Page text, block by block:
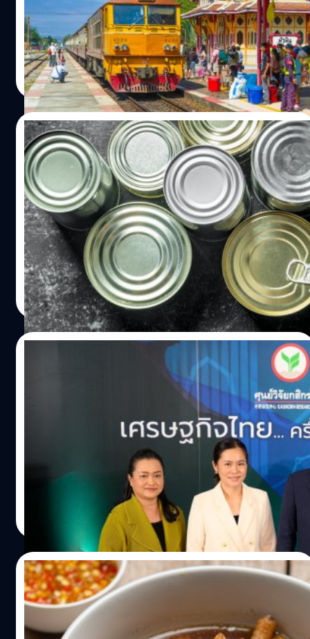
อัตราการขยายตัวทางเศรษฐกิจ หรือ GDP ของไทยในปี 2566
ลงมาอยู่ที่ 3.5% จากเดิมที่คาดไว้ 3.6%
วาณิชชา สายเสมา| 1108 days ago
Read More
24/07/2023
เป็นรองแค่จีน! ไทยส่งออกปลากระป๋องมาก
เป็นอันดับ 2 ของโลก
ประเทศไทยส่งออกสินค้าปลากระป๋องและแปรรูปเป็นอันดับ 2
ของโลก ซึ่งเป็นรองจากประเทศจีนเท่านั้น และถือเป็นอันดับ 1
ของกลุ่มประเทศอาเซียน
วาณิชชา สายเสมา| 1110 days ago
Read More
กสิกรไทย ประเมินเศรษฐกิจครึ่งปีหลัง คาดเจอ
โจทย์ด้านส่งออก ภัยแล้งและหนี้สูง
ศูนย์วิจัยกสิกรไทยเปิดมุมมองทิศทางเศรษฐกิจครึ่งหลังของปี
2566 คงประมาณการจีดีพีปี 2566 ที่ 3.7% และคงตัวเลขการ
ส่งออกไว้ที่ -1.2% แต่ปรับลดการบริโภคภาครัฐบาลและการ
ลงทุน รอการจัดตั้งรัฐบาลใหม่ ขณะที่ ห่วงภัยแล้งที่มีโอกาส
รุนแรงกว่าคาด และหนี้ครัวเรือนที่ยังมีหนี้ก้อนยากรออยู่
| 1123 days ago
29/05/2023
‘ตีนไก่’ เมนูสุดฮิตในจีน! โอกาสตลาดส่งออกที่
ไทยต้องจับตามอง